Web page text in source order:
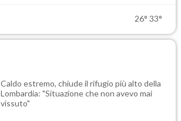
26° 33°
Caldo estremo, chiude il rifugio più alto della
Lombardia: "Situazione che non avevo mai
vissuto"